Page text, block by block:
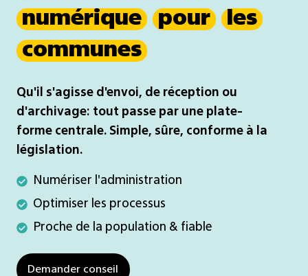
numérique
pour
les
communes
Qu'il s'agisse d'envoi, de réception ou
d'archivage: tout passe par une plate-
forme centrale. Simple, sûre, conforme à la
législation.
Numériser l'administration
Numériser
l'administration
Optimiser les processus
Optimiser
les
Proche de la population & fiable
Proche
la
Demander conseil